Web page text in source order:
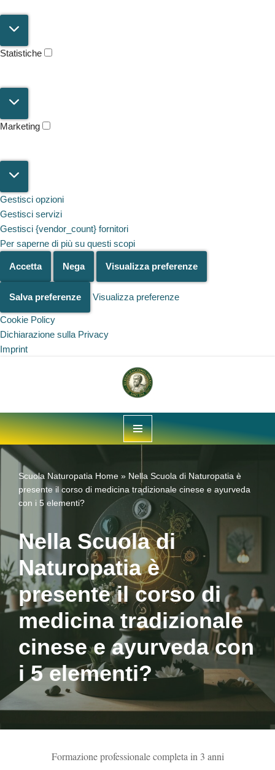
Statistiche
Marketing
Gestisci opzioni
Gestisci servizi
Gestisci {vendor_count} fornitori
Per saperne di più su questi scopi
Accetta Nega Visualizza preferenze
Salva preferenze Visualizza preferenze
Cookie Policy
Dichiarazione sulla Privacy
Imprint
Salta al
contenuto
Scuola Naturopatia Home » Nella Scuola di Naturopatia è
presente il corso di medicina tradizionale cinese e ayurveda
con i 5 elementi?
Nella Scuola di
Naturopatia è
presente il corso di
medicina tradizionale
cinese e ayurveda con
i 5 elementi?
Formazione professionale completa in 3 anni